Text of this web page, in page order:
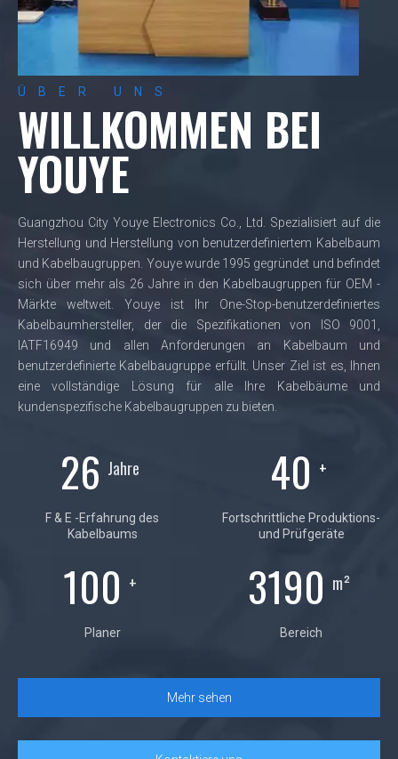
ÜBER UNS
WILLKOMMEN BEI
YOUYE
Guangzhou City Youye Electronics Co., Ltd. Spezialisiert auf die
Herstellung und Herstellung von benutzerdefiniertem Kabelbaum
und Kabelbaugruppen. Youye wurde 1995 gegründet und befindet
sich über mehr als 26 Jahre in den Kabelbaugruppen für OEM -
Märkte weltweit. Youye ist Ihr One-Stop-benutzerdefiniertes
Kabelbaumhersteller, der die Spezifikationen von ISO 9001,
IATF16949 und allen Anforderungen an Kabelbaum und
benutzerdefinierte Kabelbaugruppe erfüllt. Unser Ziel ist es, Ihnen
eine vollständige Lösung für alle Ihre Kabelbäume und
kundenspezifische Kabelbaugruppen zu bieten.
26 Jahre
F & E -Erfahrung des
Kabelbaums
40 +
Fortschrittliche Produktions-
und Prüfgeräte
100 +
Planer
4600 m²
Bereich
Mehr sehen